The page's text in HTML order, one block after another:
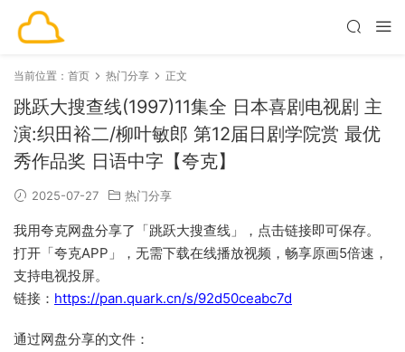
当前位置： 首页 热门分享 正文
跳跃大搜查线(1997)11集全 日本喜剧电视剧 主
演:织田裕二/柳叶敏郎 第12届日剧学院赏 最优
秀作品奖 日语中字【夸克】
2025-07-27 热门分享
我用夸克网盘分享了「跳跃大搜查线」，点击链接即可保存。
打开「夸克APP」，无需下载在线播放视频，畅享原画5倍速，
支持电视投屏。
链接： https://pan.quark.cn/s/92d50ceabc7d
通过网盘分享的文件：